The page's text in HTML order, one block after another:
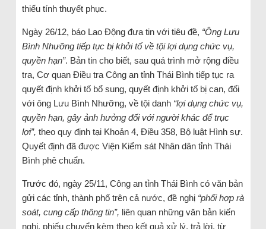
thiếu tính thuyết phục.
Ngày 26/12, báo Lao Động đưa tin với tiêu đề, “Ông Lưu
Bình Nhưỡng tiếp tục bị khởi tố về tội lợi dụng chức vụ,
quyền hạn”. Bản tin cho biết, sau quá trình mở rộng điều
tra, Cơ quan Điều tra Công an tỉnh Thái Bình tiếp tục ra
quyết định khởi tố bổ sung, quyết định khởi tố bị can, đối
với ông Lưu Bình Nhưỡng, về tội danh “lợi dụng chức vụ,
quyền hạn, gây ảnh hưởng đối với người khác để trục
lợi”, theo quy định tại Khoản 4, Điều 358, Bộ luật Hình sự.
Quyết định đã được Viện Kiểm sát Nhân dân tỉnh Thái
Bình phê chuẩn.
Trước đó, ngày 25/11, Công an tỉnh Thái Bình có văn bản
gửi các tỉnh, thành phố trên cả nước, đề nghị “phối hợp rà
soát, cung cấp thông tin”, liên quan những văn bản kiến
nghị, phiếu chuyển kèm theo kết quả xử lý, trả lời, từ